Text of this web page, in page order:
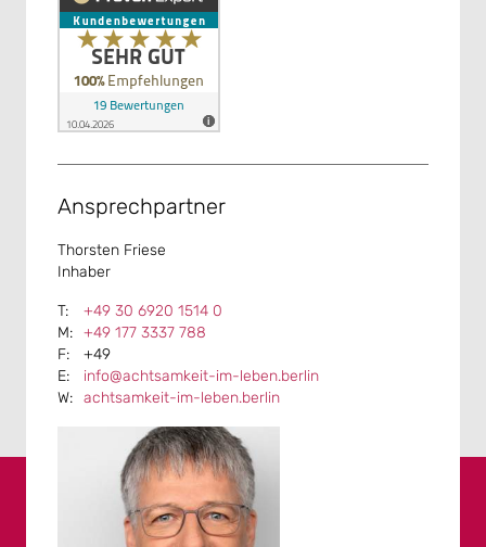
Ansprechpartner
Thorsten Friese
Inhaber
+49 30 6920 1514 0
+49 177 3337 788
+49
info@achtsamkeit-im-leben.berlin
achtsamkeit-im-leben.berlin